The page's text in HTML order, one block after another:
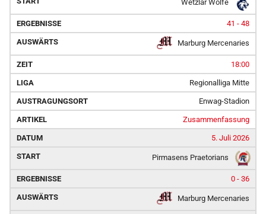
Wetzlar Wölfe
41 - 48
Marburg Mercenaries
18:00
Regionalliga Mitte
Enwag-Stadion
Zusammenfassung
5. Juli 2026
Pirmasens Praetorians
0 - 36
Marburg Mercenaries